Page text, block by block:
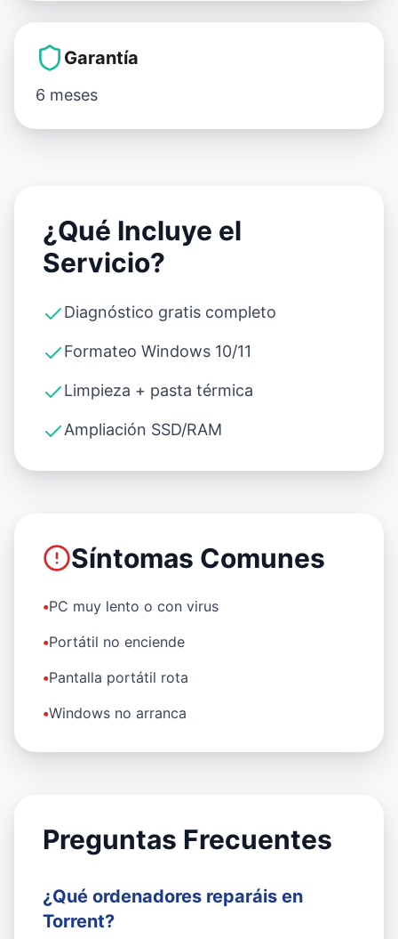
Garantía
6 meses
¿Qué Incluye el
Servicio?
Diagnóstico gratis completo
Formateo Windows 10/11
Limpieza + pasta térmica
Ampliación SSD/RAM
Síntomas Comunes
•PC muy lento o con virus
•Portátil no enciende
•Pantalla portátil rota
•Windows no arranca
Preguntas Frecuentes
¿Qué ordenadores reparáis en
Torrent?